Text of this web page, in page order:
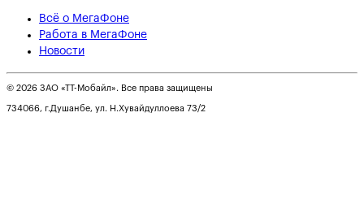
Всё о МегаФоне
Работа в МегаФоне
Новости
© 2026 ЗАО «ТТ-Мобайл». Все права защищены
734066, г.Душанбе, ул. Н.Хувайдуллоева 73/2